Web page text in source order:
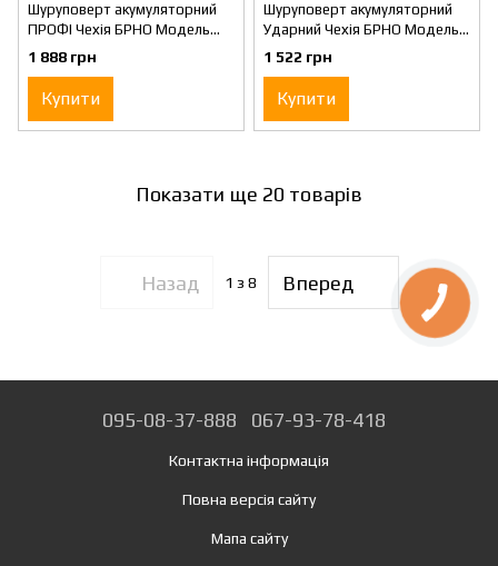
Шуруповерт акумуляторний
ПРОФІ Чехія БРНО Модель
Grand 18/10 Li
1 888 грн
Купити
Шуруповерт акумуляторний
Ударний Чехія БРНО Модель
Grand ДА-12 U/PRO
1 522 грн
Купити
Показати ще 20 товарів
Назад 1 з 8 Вперед
095-08-37-888 067-93-78-418
Контактна інформація
Повна версія сайту
Мапа сайту